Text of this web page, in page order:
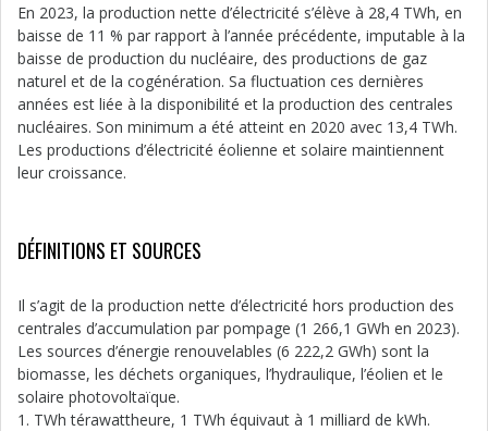
En 2023, la production nette d’électricité s’élève à 28,4 TWh, en
baisse de 11 % par rapport à l’année précédente, imputable à la
baisse de production du nucléaire, des productions de gaz
naturel et de la cogénération. Sa fluctuation ces dernières
années est liée à la disponibilité et la production des centrales
nucléaires. Son minimum a été atteint en 2020 avec 13,4 TWh.
Les productions d’électricité éolienne et solaire maintiennent
leur croissance.
DÉFINITIONS ET SOURCES
Il s’agit de la production nette d’électricité hors production des
centrales d’accumulation par pompage (1 266,1 GWh en 2023).
Les sources d’énergie renouvelables (6 222,2 GWh) sont la
biomasse, les déchets organiques, l’hydraulique, l’éolien et le
solaire photovoltaïque.
1. TWh térawattheure, 1 TWh équivaut à 1 milliard de kWh.